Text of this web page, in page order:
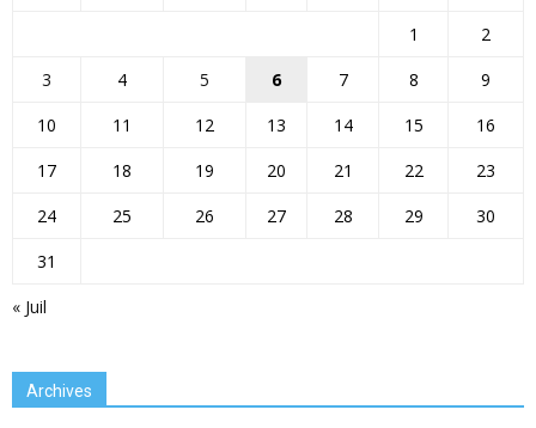
« Juil
1
2
3
4 5 6 7 8
9
10
11 12 13 14 15
16
17
18 19 20 21 22
23
24
25 26 27 28 29
30
31
Archives